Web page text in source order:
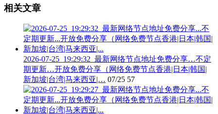
相关文章
2026-07-25_19:29:32_最新网络节点地址免费分享…不定
期更新…开放免费分享（网络免费节点香港|日本|韩国|
新加坡|台湾|马来西亚|… 07/25 57